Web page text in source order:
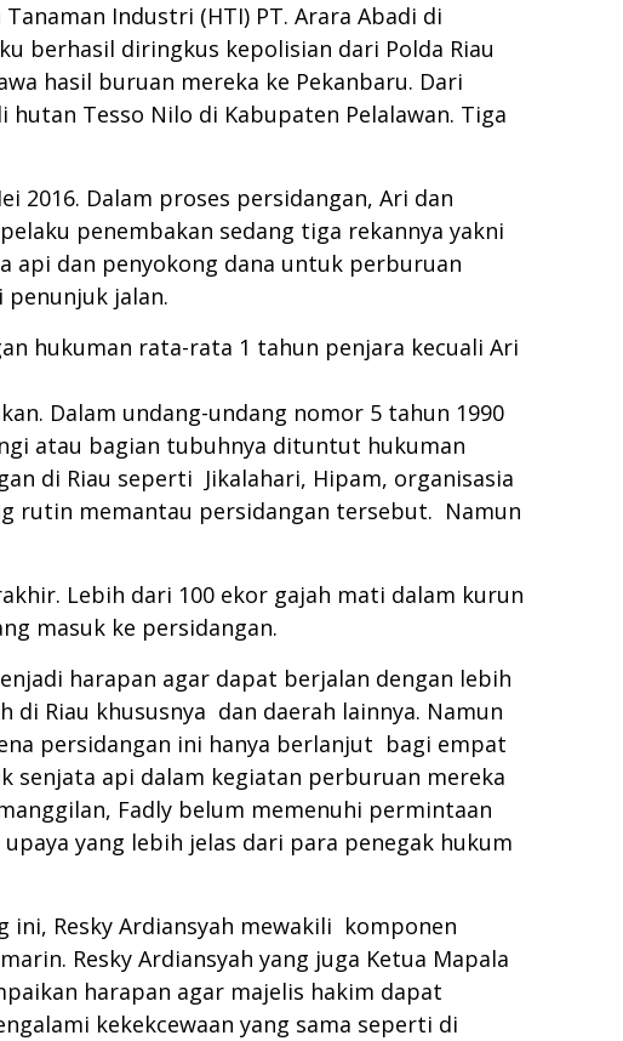
Industri (HTI) PT. Arara Abadi di
berhasil diringkus kepolisian dari Polda Riau
hasil buruan mereka ke Pekanbaru. Dari
Tesso Nilo di Kabupaten Pelalawan. Tiga
2016. Dalam proses persidangan, Ari dan
penembakan sedang tiga rekannya yakni
api dan penyokong dana untuk perburuan
jalan.
hukuman rata-rata 1 tahun penjara kecuali Ari
Dalam undang-undang nomor 5 tahun 1990
atau bagian tubuhnya dituntut hukuman
di Riau seperti Jikalahari, Hipam, organisasia
rutin memantau persidangan tersebut. Namun
Lebih dari 100 ekor gajah mati dalam kurun
masuk ke persidangan.
harapan agar dapat berjalan dengan lebih
Riau khususnya dan daerah lainnya. Namun
persidangan ini hanya berlanjut bagi empat
senjata api dalam kegiatan perburuan mereka
Fadly belum memenuhi permintaan
yang lebih jelas dari para penegak hukum
Resky Ardiansyah mewakili komponen
Resky Ardiansyah yang juga Ketua Mapala
harapan agar majelis hakim dapat
kekekcewaan yang sama seperti di